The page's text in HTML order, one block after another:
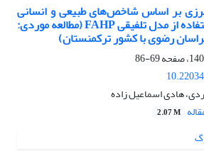
بر اساس شاخص‌های طبیعی و انسانی
شمال شرق کشور با استفاده از مدل تلفیقی FAHP (مطالعه موردی:
رضوی با کشور ترکمنستان)
69-86
هادی اسماعیل زاده
2.07 M